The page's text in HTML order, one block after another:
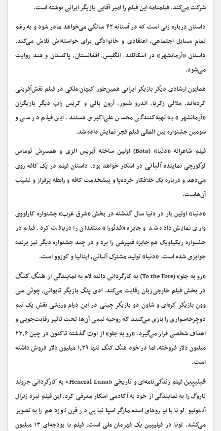
شرکت می‌کند. فیلمنامه این فیلم را امیر آقایی بازیگر ایرانی نوشته است.
داستان درباره زنی است که در آستانه ۴۲ سالگی می‌خواهد مادر شود و به رغم
تمام مسایل اجتماعی، اعتقادی و خانوادگی برای خواسته‌اش تلاش می‌کند.
داستان «آرمانشهر» در اسکاتلند، انگلیس، افغانستان، پاکستان و هند روایت
می‌شود.
همایون ارشادی دیگر بازیگر ایرانی همین‌طور کیهان ملکی در فیلم نقش‌آفرینی
کرده‌اند. ملالی زکریا، اندرو شیور، آرون بالی و کریس راب دیگر بازیگران
«آرمانشهر» به تهیه‌کنندگی محسن علی‌اکبری هستند. این فیلم در سی و
سومین جشنواره بین المللی فیلم فجر نمایش داده شد.
فیلم شاعرانه «دنیا» (Bota) اولین ساخته آیریس الزی و همسرش توماس
لوگورچی نمایندهآلبانی در اسکار خواهد بود. داستان فیلم در یک کافه روی
می‌دهد و درباره یک خلافکار خرده‌پا و پیشخدمت کافه و رابطه پرفراز و نشیب
آن‌هاست.
«دنیا» اولین بار در دنیا سال گذشته در بخش «شرق غرب» جشنواره کارلووی
واری نمایش داده شد و جایزه «فدئورا» منتقدان را دریافت کرد. فیلم در
جشنواره ریکیاویک هم جایزه فیپرشی را برد و در چند جشنواره دیگر نیز برنده
جوایزی شده است. «دنیا» تولید مشترک آلبانی، ایتالیا و کوزوو است.
«رو به جلو» (To the Fore) به کارگردانی دانته لام به نمایندگی از
هنگ کنگ
در بخش فیلم خارجی‌زبان رقابت می‌کند. ادی پنگ بازیگر تایوانی، چوئی سی
وون بازیگر کره‌ای و شاون دو بازیگر چینی در این درام ورزشی نقش یک تیم
دوچرخه‌سواری را بازی می‌کنند که روحیه تیمی آن‌ها تحت تاثیر رقابت‌جویی و
اهداف شخصی قرار می‌گیرد. «رو به جلو» از اوت گذشته تاکنون در چین ۲۳٫۶
میلیون دلار فروخته، اما در خود هنگ کنگ تنها ۱٫۲۹ میلیون دلار فروش داشته
است.
فیلیپین
فیلم زندگی‌نامه‌ای و تاریخی «Heneral Luna» به کارگردانی جرولد
تاروگ را به نمایندگی از خود به آکادمی اسکار معرفی کرد. این فیلم نبرد ژنرال
آنتونیو لونا با نیروهای استعمارگر اسپانیایی در قرن نوزدهم را به تصویر
می‌کشد. لونا در فیلیپین یک قهرمان ملی است. فیلم با بودجه‌ای ۱۳ میلیون